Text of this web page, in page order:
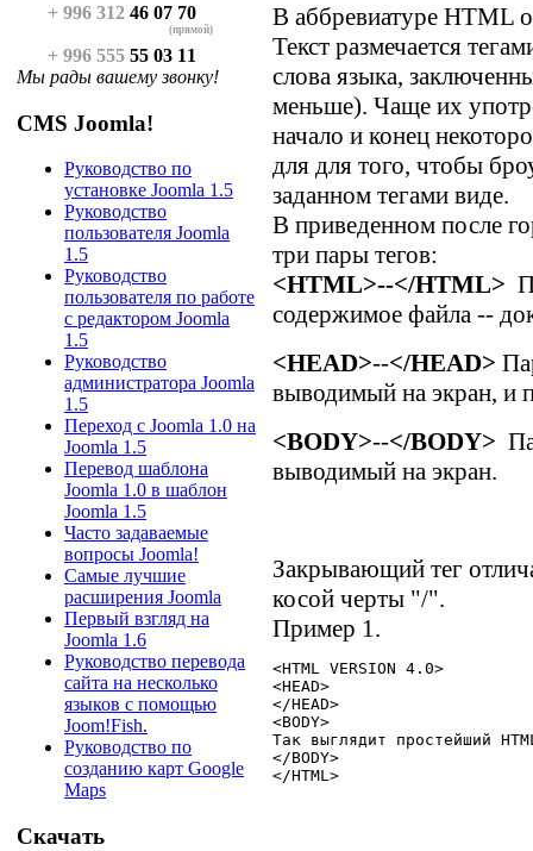
+ 996 312 46 07 70
(прямой)
+ 996 555 55 03 11
Мы рады вашему звонку!
CMS Joomla!
Руководство по
установке Joomla 1.5
Руководство
пользователя Joomla
1.5
Руководство
пользователя по работе
с редактором Joomla
1.5
Руководство
администратора Joomla
1.5
Переход с Joomla 1.0 на
Joomla 1.5
Перевод шаблона
Joomla 1.0 в шаблон
Joomla 1.5
Часто задаваемые
вопросы Joomla!
Самые лучшие
расширения Joomla
Первый взгляд на
Joomla 1.6
Руководство перевода
сайта на несколько
языков с помощью
Joom!Fish.
Руководство по
созданию карт Google
Maps
Скачать
В аббревиатуре HTML
Текст размечается
слова языка,
меньше). Чаще их
начало и конец
для для того, чтобы
заданном тегами виде.
В приведенном после
три пары тегов:
<HTML>--</HTML>
содержимое файла --
<HEAD>--</HEAD>
выводимый на экран, и
<BODY>--</BODY>
выводимый на экран.
Закрывающий тег
косой черты "/".
Пример 1.
<HTML VERSION 4.0>
<HEAD>
</HEAD>
<BODY>
Так выглядит простейший
</BODY>